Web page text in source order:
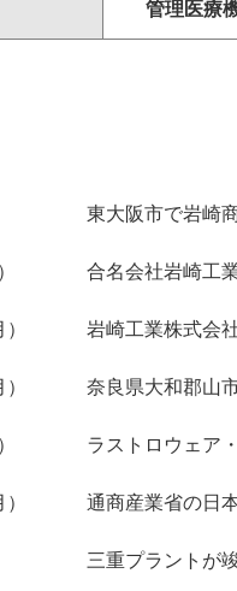
管理医療
東大阪市で岩崎
合名会社岩崎工
岩崎工業株式会
奈良県大和郡山
ラストロウェア
通商産業省の日
三重プラントが